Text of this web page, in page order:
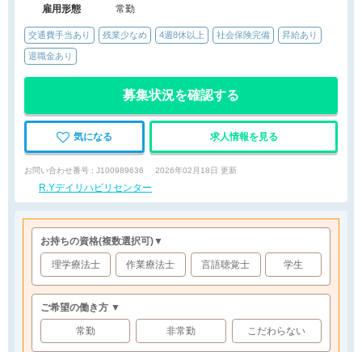
雇用形態
常勤
交通費手当あり 残業少なめ 4週8休以上 社会保険完備 昇給あり
退職金あり
募集状況を確認する
気になる 求人情報を見る
お問い合わせ番号 : J100989636 2026年02月18日 更新
R.Yデイリハビリセンター
お持ちの資格(複数選択可)▼
理学療法士 作業療法士 言語聴覚士 学生
ご希望の働き方 ▼
常勤 非常勤 こだわらない